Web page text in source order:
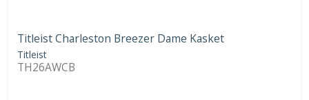
Titleist Charleston Breezer Dame Kasket
Titleist
TH26AWCB